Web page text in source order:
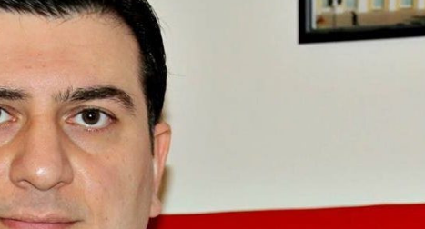
Komitəsi yaradılıb
çağırılıb, yenisi təyin olunub